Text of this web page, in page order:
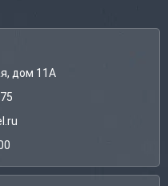
дом 11А